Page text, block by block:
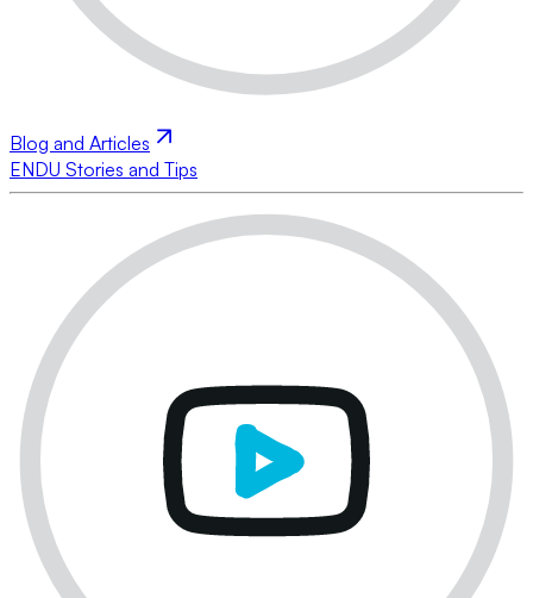
Blog and Articles
ENDU Stories and Tips